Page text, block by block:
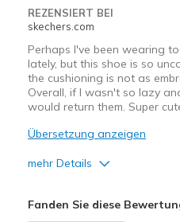
REZENSIERT BEI
skechers.com
Perhaps I've been wearing
lately, but this shoe is so
the cushioning is not as
Overall, if I wasn't so lazy
would return them. Super
Übersetzung anzeigen
mehr Details
Fanden Sie diese